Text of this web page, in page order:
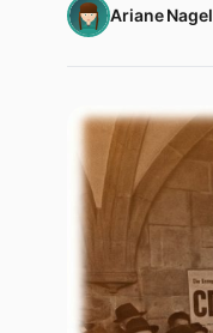
Ariane Nagel